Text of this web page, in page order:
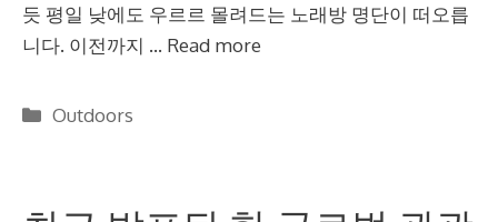
듯 평일 낮에도 우르르 몰려드는 노래방 명단이 떠오릅
니다. 이전까지 … Read more
Categories
Outdoors